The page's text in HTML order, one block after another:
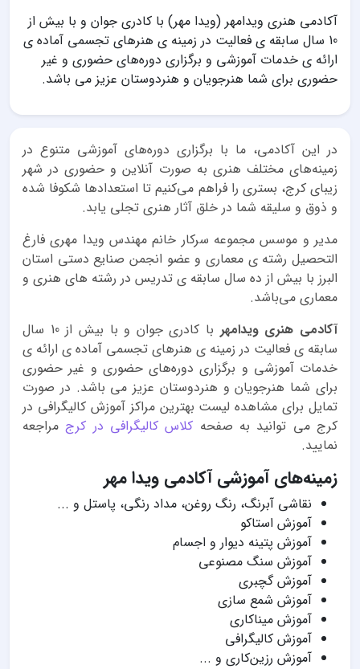
آکادمی هنری ویدامهر (ویدا مهر) با کادری جوان و با بیش از
10 سال سابقه ی فعالیت در زمینه ی هنرهای تجسمی آماده ی
ارائه ی خدمات آموزشی و برگزاری دوره‌های حضوری و غیر
حضوری برای شما هنرجویان و هنردوستان عزیز می باشد.
در این آکادمی، ما با برگزاری دوره‌های آموزشی متنوع در
زمینه‌های مختلف هنری به صورت آنلاین و حضوری در شهر
زیبای کرج، بستری را فراهم می‌کنیم تا استعدادها شکوفا شده
و ذوق و سلیقه شما در خلق آثار هنری تجلی یابد.
مدیر و موسس مجموعه سرکار خانم‌ مهندس ویدا مهری فارغ
التحصیل رشته ی معماری و عضو انجمن صنایع دستی استان
البرز با بیش از ده سال سابقه ی تدریس در رشته های هنری و
معماری می‌باشد.
آکادمی هنری ویدامهر
با کادری جوان و با بیش از 10 سال
سابقه ی فعالیت در زمینه ی هنرهای تجسمی آماده ی ارائه ی
خدمات آموزشی و برگزاری دوره‌های حضوری و غیر حضوری
برای شما هنرجویان و هنردوستان عزیز می باشد. در صورت
تمایل برای مشاهده لیست بهترین مراکز آموزش کالیگرافی در
کرج می توانید به صفحه کلاس کالیگرافی در کرجمراجعه
نمایید.
زمینه‌های آموزشی آکادمی ویدا مهر
نقاشی آبرنگ، رنگ روغن، مداد رنگی، پاستل و ...
آموزش استاکو
آموزش پتینه دیوار و اجسام
آموزش سنگ مصنوعی
آموزش گچبری
آموزش شمع سازی
آموزش میناکاری
آموزش کالیگرافی
آموزش رزین‌کاری و ...